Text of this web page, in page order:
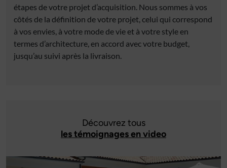
étapes de votre projet d’acquisition. Nous sommes à vos
côtés de la définition de votre projet, celui qui correspond
à vos envies, à votre mode de vie et à votre style en
termes d’architecture, en accord avec votre budget,
jusqu’au suivi après la livraison.
Découvrez tous
les témoignages en video